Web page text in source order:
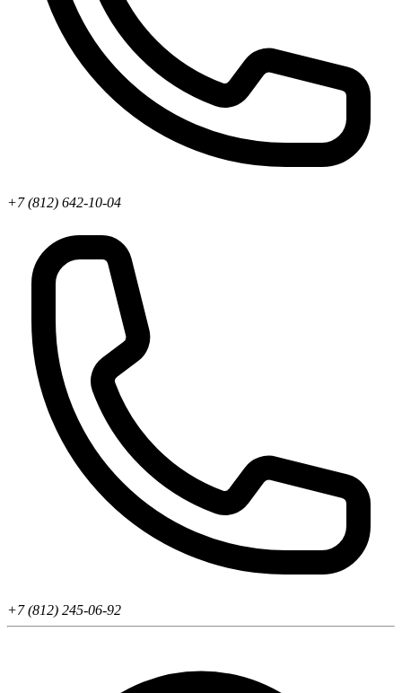
+7 (812) 642-10-04
+7 (812) 245-06-92